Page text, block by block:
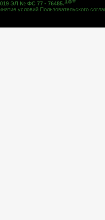
ЭЛ № ФС 77 - 76485.
условий Пользовательского